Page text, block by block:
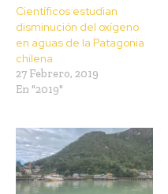
Científicos estudian
disminución del oxígeno
en aguas de la Patagonia
chilena
27 Febrero, 2019
En "2019"